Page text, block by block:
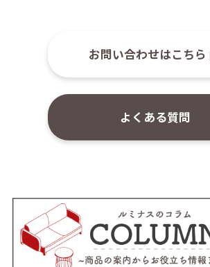
お問い合わせはこちら
よくある質問